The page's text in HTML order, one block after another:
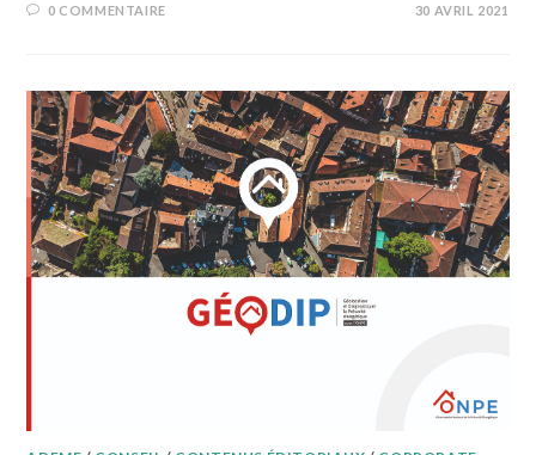
0 COMMENTAIRE 30 AVRIL 2021